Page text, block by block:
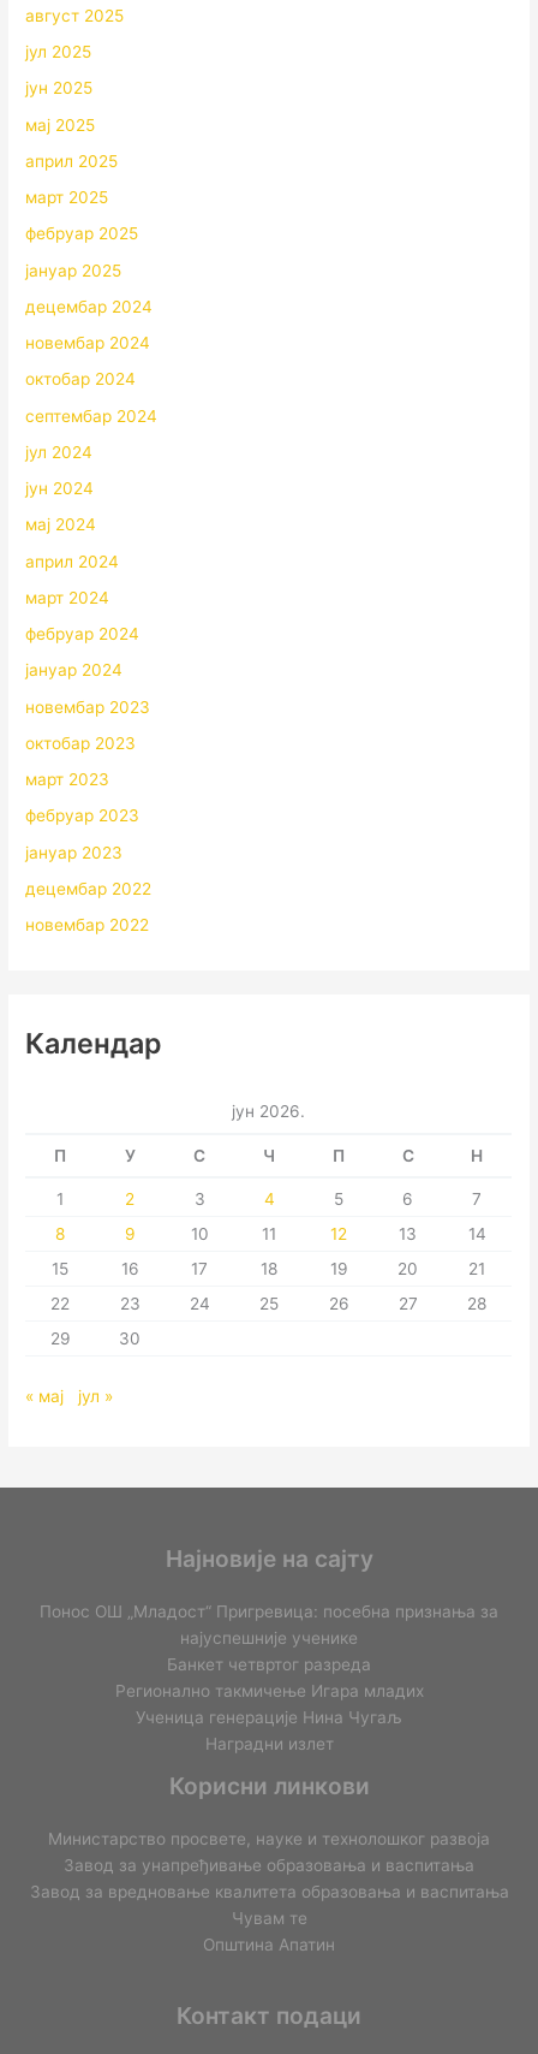
август 2025
јул 2025
јун 2025
мај 2025
април 2025
март 2025
фебруар 2025
јануар 2025
децембар 2024
новембар 2024
октобар 2024
септембар 2024
јул 2024
јун 2024
мај 2024
април 2024
март 2024
фебруар 2024
јануар 2024
новембар 2023
октобар 2023
март 2023
фебруар 2023
јануар 2023
децембар 2022
новембар 2022
Календар
јун 2026.
П У С Ч П С Н
1 2 3 4 5 6
7
8
9 10 11 12 13
14
15
16 17 18 19 20
21
22
23 24 25 26 27
28
29
30
« мај јул »
Најновије на сајту
Понос ОШ „Младост“ Пригревица: посебна признања за
најуспешније ученике
Банкет четвртог разреда
Регионално такмичењe Игара младих
Ученица генерације Нина Чугаљ
Наградни излет
Корисни линкови
Министарство просвете, науке и технолошког развоја
Завод за унапређивање образовања и васпитања
Завод за вредновање квалитета образовања и васпитања
Чувам те
Општина Апатин
Контакт подаци